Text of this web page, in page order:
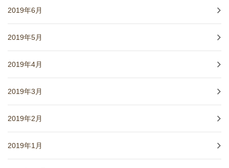
2019年6月
2019年5月
2019年4月
2019年3月
2019年2月
2019年1月